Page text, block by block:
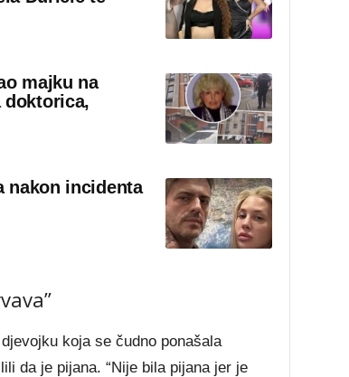
majku na
doktorica,
nakon incidenta
koja se čudno ponašala
da je pijana. “Nije bila pijana jer je